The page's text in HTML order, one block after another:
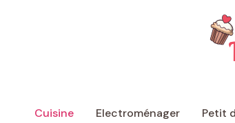
Cuisine Electroménager Petit